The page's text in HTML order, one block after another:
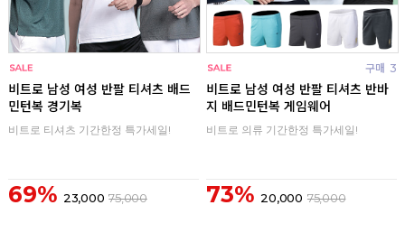
비트로 남성 여성 반팔 티셔츠 배드
민턴복 경기복
비트로 티셔츠 기간한정 특가세일!
69% 23,000 75,000
구매 3
비트로 남성 여성 반팔 티셔츠 반바
지 배드민턴복 게임웨어
비트로 의류 기간한정 특가세일!
73% 20,000 75,000